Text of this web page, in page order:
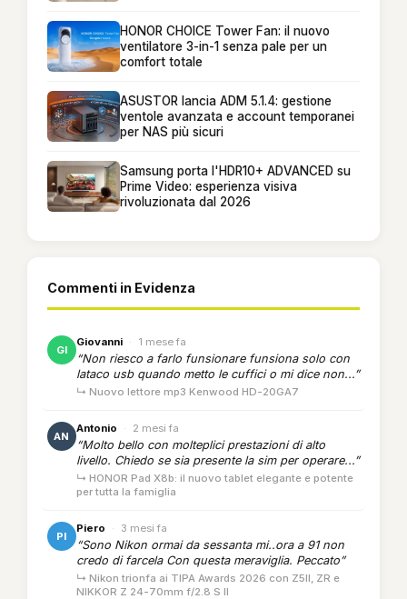
HONOR CHOICE Tower Fan: il nuovo
ventilatore 3-in-1 senza pale per un
comfort totale
ASUSTOR lancia ADM 5.1.4: gestione
ventole avanzata e account temporanei
per NAS più sicuri
Samsung porta l'HDR10+ ADVANCED su
Prime Video: esperienza visiva
rivoluzionata dal 2026
Commenti in Evidenza
GI
Giovanni · 1 mese fa
“Non riesco a farlo funsionare funsiona solo con
lataco usb quando metto le cuffici o mi dice non...”
↳ Nuovo lettore mp3 Kenwood HD-20GA7
AN
Antonio · 2 mesi fa
“Molto bello con molteplici prestazioni di alto
livello. Chiedo se sia presente la sim per operare...”
↳ HONOR Pad X8b: il nuovo tablet elegante e potente
per tutta la famiglia
PI
Piero · 3 mesi fa
“Sono Nikon ormai da sessanta mi..ora a 91 non
credo di farcela Con questa meraviglia. Peccato”
↳ Nikon trionfa ai TIPA Awards 2026 con Z5II, ZR e
NIKKOR Z 24-70mm f/2.8 S II